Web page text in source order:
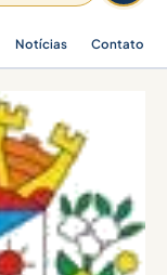
Notícias Contato